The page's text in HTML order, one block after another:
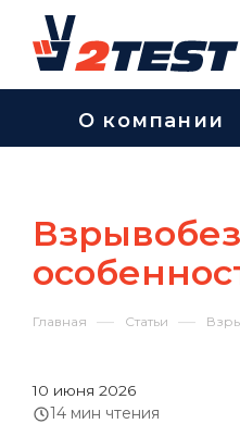
О компании
Главная — Статьи —
10 июня 2026
14 мин чтения